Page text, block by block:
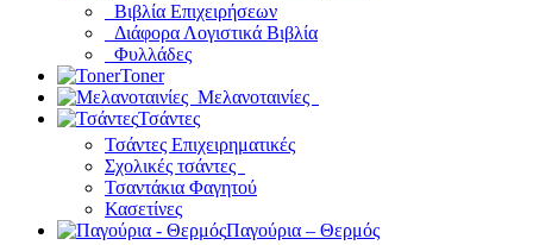
Βιβλία Επιχειρήσεων
Διάφορα Λογιστικά Βιβλία
Φυλλάδες
Toner
Μελανοταινίες
Τσάντες
Τσάντες Επιχειρηματικές
Σχολικές τσάντες
Τσαντάκια Φαγητού
Κασετίνες
Παγούρια – Θερμός